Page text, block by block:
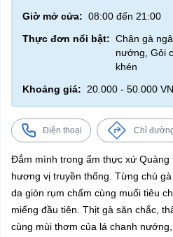
Giờ mở cửa: 08:00 đến 21:00
Thực đơn nổi bật: Chân gà
nướng, Gỏi
khén
Khoảng giá:
20.000 - 50.000
Điện thoại Chỉ
Đắm mình trong ẩm thực xứ Quảng
hương vị truyền thống. Từng chú
da giòn rụm chấm cùng muối tiêu
miếng đầu tiên. Thịt gà săn chắc,
cùng mùi thơm của lá chanh